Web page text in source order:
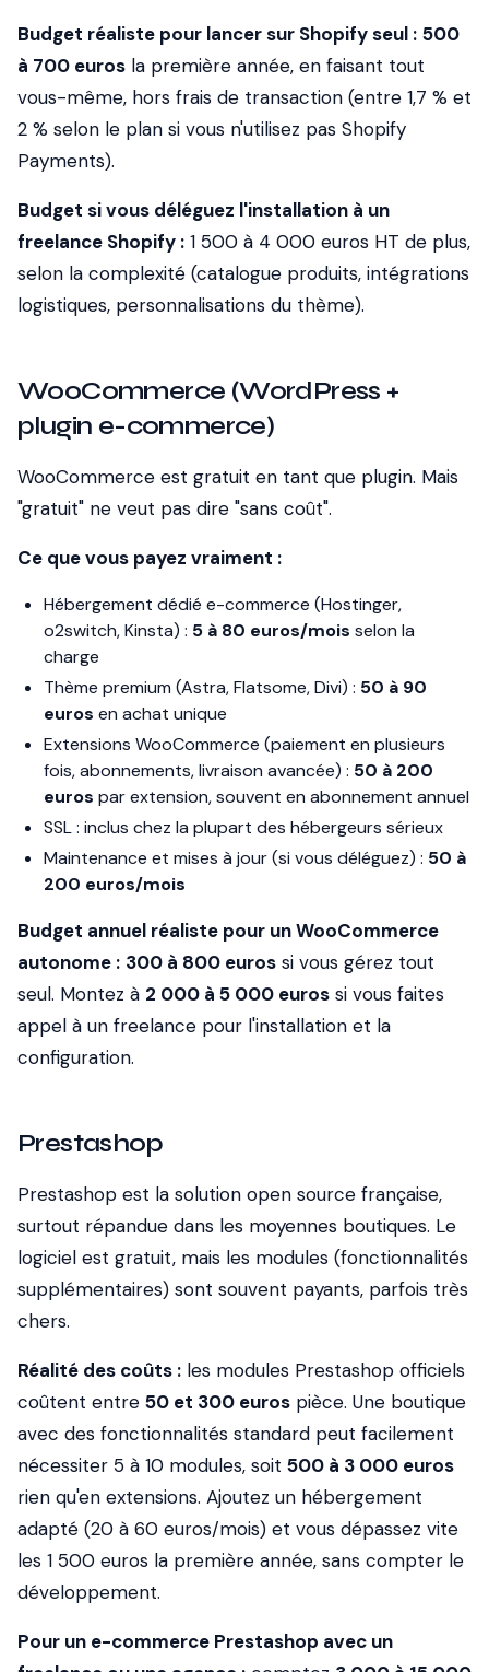
Budget réaliste pour lancer sur Shopify seul : 500
à 700 euros la première année, en faisant tout
vous-même, hors frais de transaction (entre 1,7 % et
2 % selon le plan si vous n'utilisez pas Shopify
Payments).
Budget si vous déléguez l'installation à un
freelance Shopify : 1 500 à 4 000 euros HT de plus,
selon la complexité (catalogue produits, intégrations
logistiques, personnalisations du thème).
WooCommerce (WordPress +
plugin e-commerce)
WooCommerce est gratuit en tant que plugin. Mais
"gratuit" ne veut pas dire "sans coût".
Ce que vous payez vraiment :
Hébergement dédié e-commerce (Hostinger,
o2switch, Kinsta) : 5 à 80 euros/mois selon la
charge
Thème premium (Astra, Flatsome, Divi) : 50 à 90
euros en achat unique
Extensions WooCommerce (paiement en plusieurs
fois, abonnements, livraison avancée) : 50 à 200
euros par extension, souvent en abonnement annuel
SSL : inclus chez la plupart des hébergeurs sérieux
Maintenance et mises à jour (si vous déléguez) : 50 à
200 euros/mois
Budget annuel réaliste pour un WooCommerce
autonome : 300 à 800 euros si vous gérez tout
seul. Montez à 2 000 à 5 000 euros si vous faites
appel à un freelance pour l'installation et la
configuration.
Prestashop
Prestashop est la solution open source française,
surtout répandue dans les moyennes boutiques. Le
logiciel est gratuit, mais les modules (fonctionnalités
supplémentaires) sont souvent payants, parfois très
chers.
Réalité des coûts : les modules Prestashop officiels
coûtent entre 50 et 300 euros pièce. Une boutique
avec des fonctionnalités standard peut facilement
nécessiter 5 à 10 modules, soit 500 à 3 000 euros
rien qu'en extensions. Ajoutez un hébergement
adapté (20 à 60 euros/mois) et vous dépassez vite
les 1 500 euros la première année, sans compter le
développement.
Pour un e-commerce Prestashop avec un